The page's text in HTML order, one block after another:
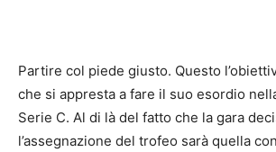
Partire col piede giusto. Questo
che si appresta a fare il suo esordio
Serie C. Al di là del fatto che la gara
l’assegnazione del trofeo sarà quella